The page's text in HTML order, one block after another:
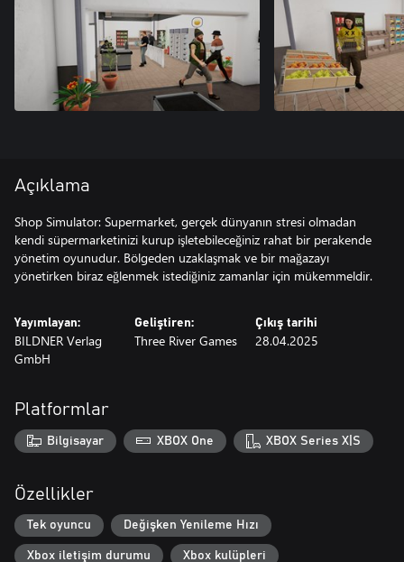
Açıklama
Shop Simulator: Supermarket, gerçek dünyanın stresi olmadan
kendi süpermarketinizi kurup işletebileceğiniz rahat bir perakende
yönetim oyunudur. Bölgeden uzaklaşmak ve bir mağazayı
yönetirken biraz eğlenmek istediğiniz zamanlar için mükemmeldir.
Yayımlayan:
BILDNER Verlag
GmbH
Geliştiren:
Three River Games
Çıkış tarihi
28.04.2025
Platformlar
Bilgisayar XBOX One XBOX Series X|S
Özellikler
Tek oyuncu Değişken Yenileme Hızı
Xbox iletişim durumu Xbox kulüpleri